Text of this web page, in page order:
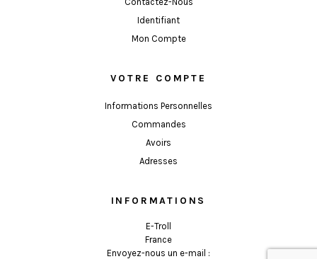
Identifiant
Mon Compte
VOTRE COMPTE
Informations Personnelles
Commandes
Avoirs
Adresses
INFORMATIONS
E-Troll
France
Envoyez-nous un e-mail :